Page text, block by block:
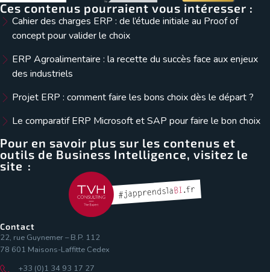
Ces contenus pourraient vous intéresser :
Cahier des charges ERP : de l’étude initiale au Proof of
concept pour valider le choix
ERP Agroalimentaire : la recette du succès face aux enjeux
des industriels
Projet ERP : comment faire les bons choix dès le départ ?
Le comparatif ERP Microsoft et SAP pour faire le bon choix
Pour en savoir plus sur les contenus et
outils de Business Intelligence, visitez le
site :
Contact
22, rue Guynemer – B.P. 112
78 601 Maisons-Laffitte Cedex
+33 (0)1 34 93 17 27